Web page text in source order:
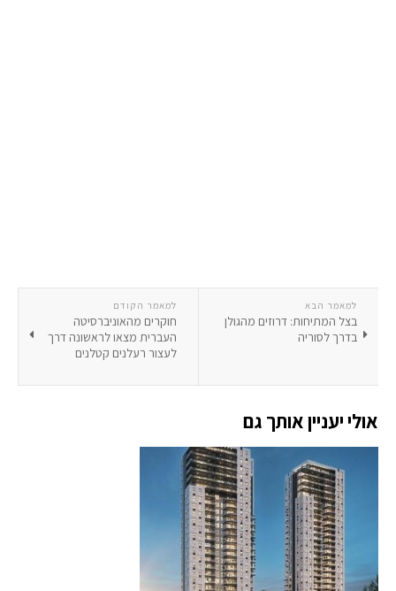
למאמר הקודם
חוקרים מהאוניברסיטה
העברית מצאו לראשונה דרך
לעצור רעלנים קטלנים
למאמר הבא
בצל המתיחות: דרוזים מהגולן
בדרך לסוריה
אולי יעניין אותך גם